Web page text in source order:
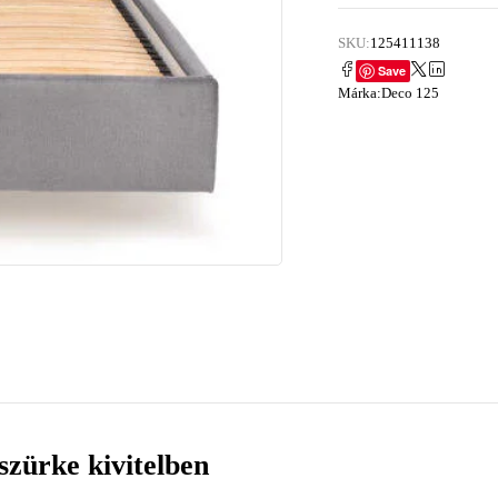
SKU:125411138
Save
Márka:Deco 125
kivitelben